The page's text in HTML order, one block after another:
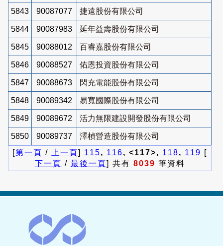
5843 90087077 捷遠股份有限公司
5844 90087983 延年益壽股份有限公司
5845 90088012 百睿嘉股份有限公司
5846 90088527 佑恩投資股份有限公司
5847 90088673 閃充電能股份有限公司
5848 90089342 易寬國際股份有限公司
5849 90089672 活力無限建設開發股份有限公司
5850 90089737
澤楨營造股份有限公司
[第一頁 / 上一頁] 115, 116, <117>, 118, 119 [
下一頁 / 最後一頁] 共有 8039 筆資料